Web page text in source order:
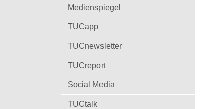
Medienspiegel
TUCapp
TUCnewsletter
TUCreport
Social Media
TUCtalk